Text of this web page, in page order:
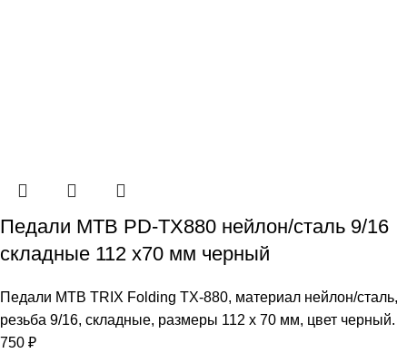
Педали МТВ PD-TX880 нейлон/сталь 9/16
складные 112 х70 мм черный
Педали МТВ TRIX Folding TX-880, материал нейлон/сталь,
резьба 9/16, складные, размеры 112 х 70 мм, цвет черный.
750 ₽